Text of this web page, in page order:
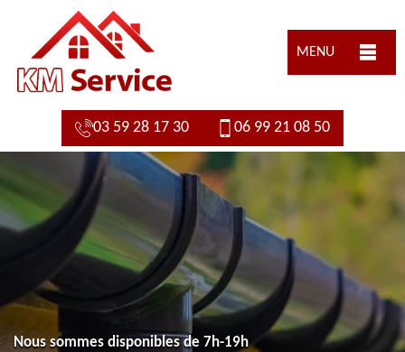
MENU
03 59 28 17 30 06 99 21 08 50
Nous sommes disponibles de 7h-19h